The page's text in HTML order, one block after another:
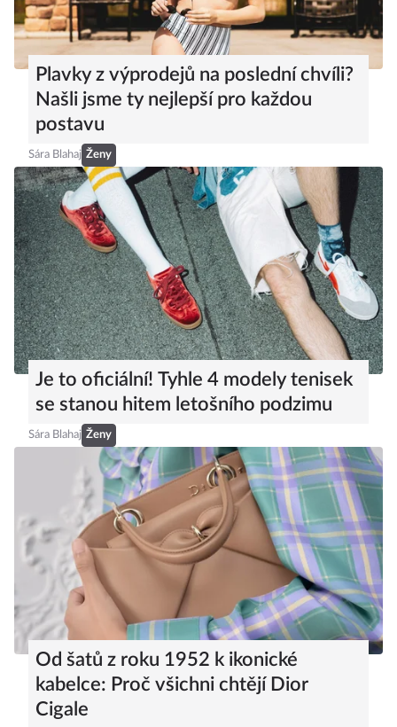
Plavky z výprodejů na poslední chvíli?
Našli jsme ty nejlepší pro každou
postavu
Sára Blahaj Ženy
Je to oficiální! Tyhle 4 modely tenisek
se stanou hitem letošního podzimu
Sára Blahaj Ženy
Od šatů z roku 1952 k ikonické
kabelce: Proč všichni chtějí Dior
Cigale